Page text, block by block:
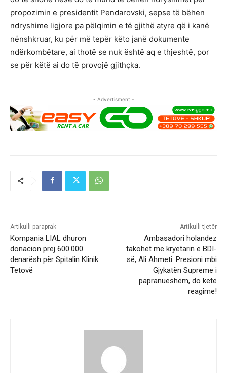
propozimin e presidentit Pendarovski, sepse të bëhen
ndryshime ligjore pa pëlqimin e të gjithë atyre që i kanë
nënshkruar, ku për më tepër këto janë dokumente
ndërkombëtare, ai thotë se nuk është aq e thjeshtë, por
se për këtë ai do të provojë gjithçka.
- Advertisment -
Artikulli paraprak
Kompania LIAL dhuron
donacion prej 600.000
denarësh për Spitalin Klinik
Tetovë
Artikulli tjetër
Ambasadori holandez
takohet me kryetarin e BDI-
së, Ali Ahmeti: Presioni mbi
Gjykatën Supreme i
papranueshëm, do ketë
reagime!